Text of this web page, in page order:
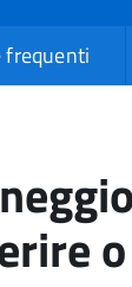
frequenti